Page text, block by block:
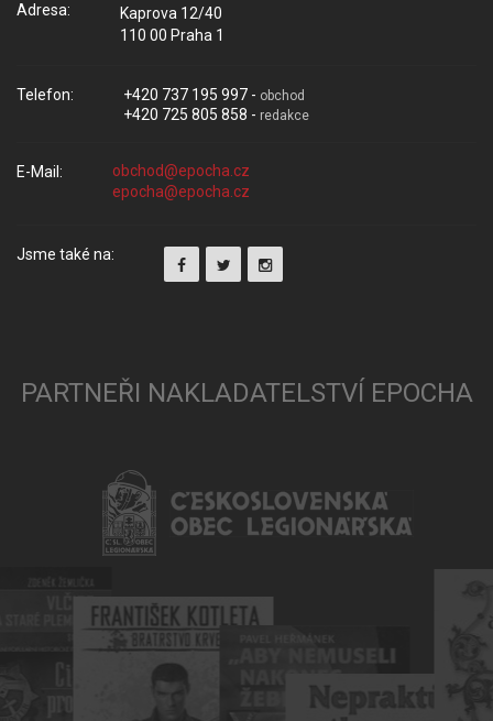
Adresa:
Kaprova 12/40
110 00 Praha 1
Telefon: +420 737 195 997 - obchod
+420 725 805 858 - redakce
E-Mail:
Jsme také na:
PARTNEŘI NAKLADATELSTVÍ EPOCHA